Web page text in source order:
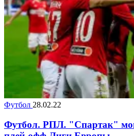
Футбол 28.02.22
Футбол. РПЛ. "Спартак"